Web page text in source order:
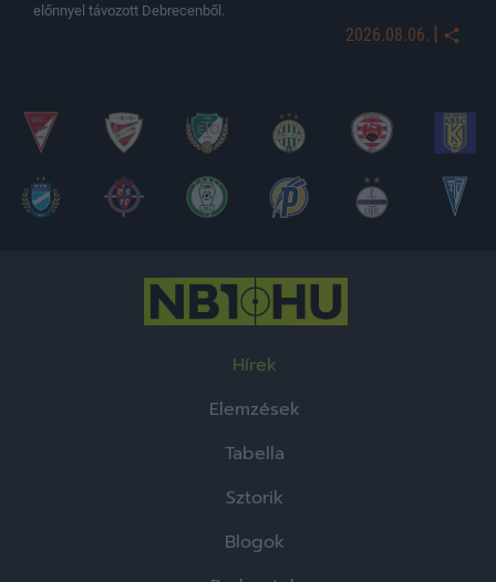
előnnyel távozott Debrecenből.
2026.08.06. |
Hírek
Elemzések
Tabella
Sztorik
Blogok